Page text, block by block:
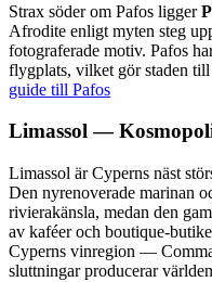
Strax söder om Pafos ligger
Afrodite enligt myten steg
fotograferade motiv. Pafos
flygplats, vilket gör staden till
guide till Pafos
Limassol —
Limassol är Cyperns näst
Den nyrenoverade marinan
rivierakänsla, medan den
av kaféer och boutique-
Cyperns vinregion —
sluttningar producerar